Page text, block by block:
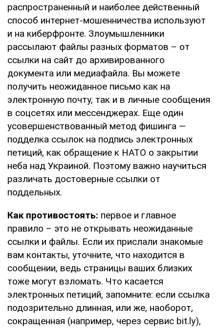
распространенный и наиболее действенный
способ интернет-мошенничества используют
и на киберфронте. Злоумышленники
рассылают файлы разных форматов – от
ссылки на сайт до архивированного
документа или медиафайла. Вы можете
получить неожиданное письмо как на
электронную почту, так и в личные сообщения
в соцсетях или мессенджерах. Еще один
усовершенствованный метод фишинга —
подделка ссылок на подпись электронных
петиций, как обращение к НАТО о закрытии
неба над Украиной. Поэтому важно научиться
различать достоверные ссылки от
поддельных.
Как противостоять: первое и главное
правило – это не открывать неожиданные
ссылки и файлы. Если их прислали знакомые
вам контакты, уточните, что находится в
сообщении, ведь страницы ваших близких
тоже могут взломать. Что касается
электронных петиций, запомните: если ссылка
подозрительно длинная, или же, наоборот,
сокращенная (например, через сервис bit.ly),